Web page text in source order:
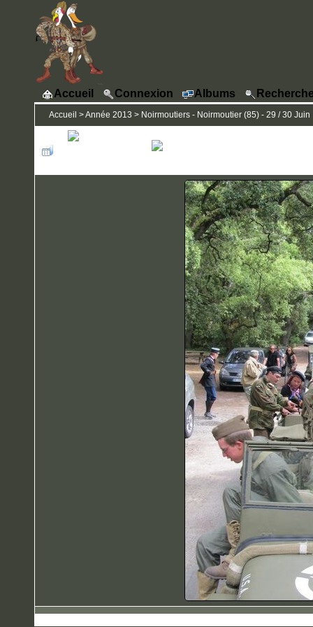
Accueil Connexion Albums
Accueil >Année 2013 > Noirmoutiers - Noirmoutier (85) - 29 / 30 Juin